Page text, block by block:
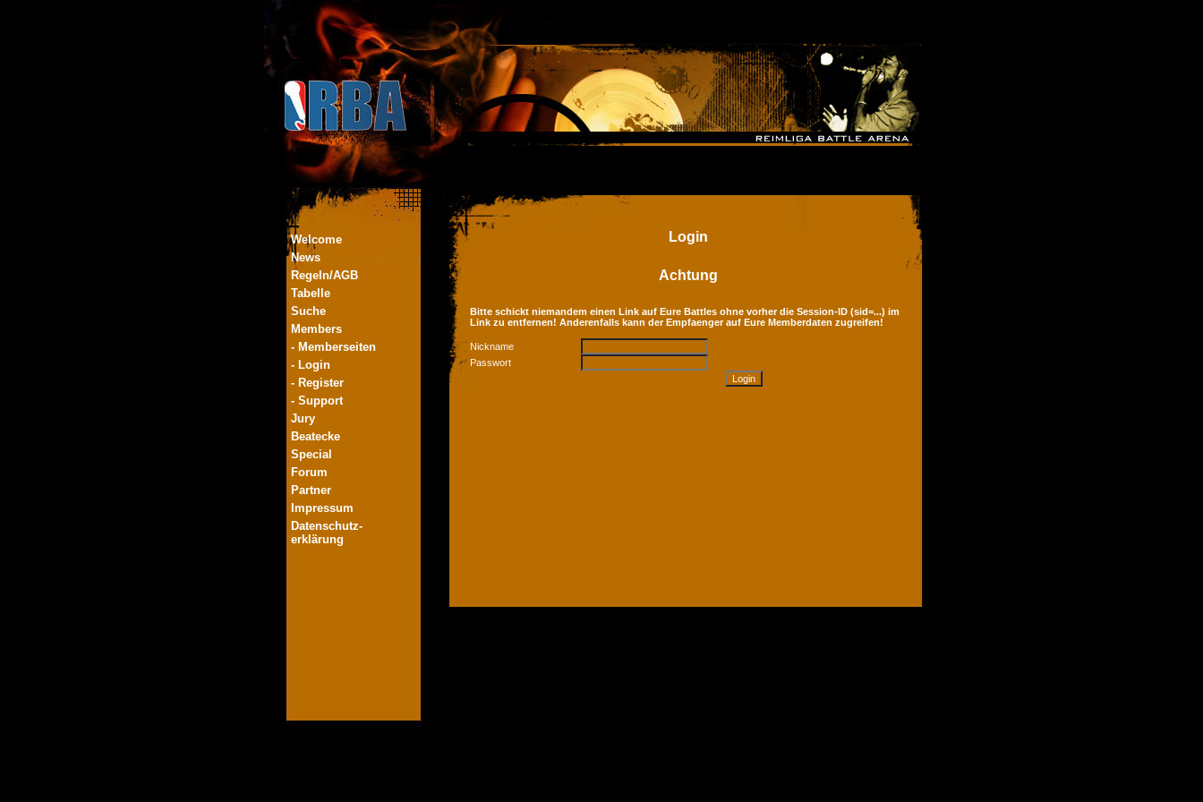
Welcome
News
Regeln/AGB
Tabelle
Suche
Members
- Memberseiten
- Login
- Register
- Support
Jury
Beatecke
Special
Forum
Partner
Impressum
Datenschutz-
erklärung
Login
Achtung
Bitte schickt niemandem einen Link auf Eure Battles ohne vorher die Session-ID (sid=...) im
Link zu entfernen! Anderenfalls kann der Empfaenger auf Eure Memberdaten zugreifen!
Nickname
Passwort